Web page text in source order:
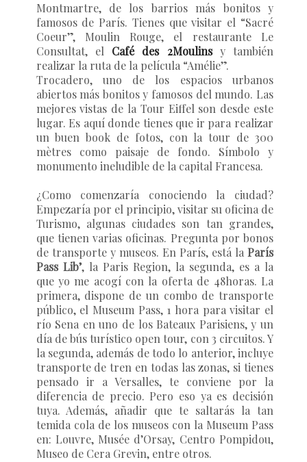
Montmartre, de los barrios más bonitos y
famosos de París. Tienes que visitar el “Sacré
Coeur”, Moulin Rouge, el restaurante Le
Consultat, el Café des 2Moulins y también
realizar la ruta de la película “Amélie”.
Trocadero, uno de los espacios urbanos
abiertos más bonitos y famosos del mundo. Las
mejores vistas de la Tour Eiffel son desde este
lugar. Es aquí donde tienes que ir para realizar
un buen book de fotos, con la tour de 300
mètres como paisaje de fondo. Símbolo y
monumento ineludible de la capital Francesa.
¿Como comenzaría conociendo la ciudad?
Empezaría por el principio, visitar su oficina de
Turismo, algunas ciudades son tan grandes,
que tienen varias oficinas. Pregunta por bonos
de transporte y museos. En París, está la París
Pass Lib’, la Paris Region, la segunda, es a la
que yo me acogí con la oferta de 48horas. La
primera, dispone de un combo de transporte
público, el Museum Pass, 1 hora para visitar el
río Sena en uno de los Bateaux Parisiens, y un
día de bús turístico open tour, con 3 circuitos. Y
la segunda, además de todo lo anterior, incluye
transporte de tren en todas las zonas, si tienes
pensado ir a Versalles, te conviene por la
diferencia de precio. Pero eso ya es decisión
tuya. Además, añadir que te saltarás la tan
temida cola de los museos con la Museum Pass
en: Louvre, Musée d’Orsay, Centro Pompidou,
Museo de Cera Grevin, entre otros.